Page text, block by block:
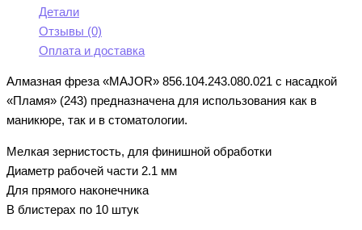
Детали
Отзывы (0)
Оплата и доставка
Алмазная фреза «MAJOR» 856.104.243.080.021 с насадкой
«Пламя» (243) предназначена для использования как в
маникюре, так и в стоматологии.
Мелкая зернистость, для финишной обработки
Диаметр рабочей части 2.1 мм
Для прямого наконечника
В блистерах по 10 штук